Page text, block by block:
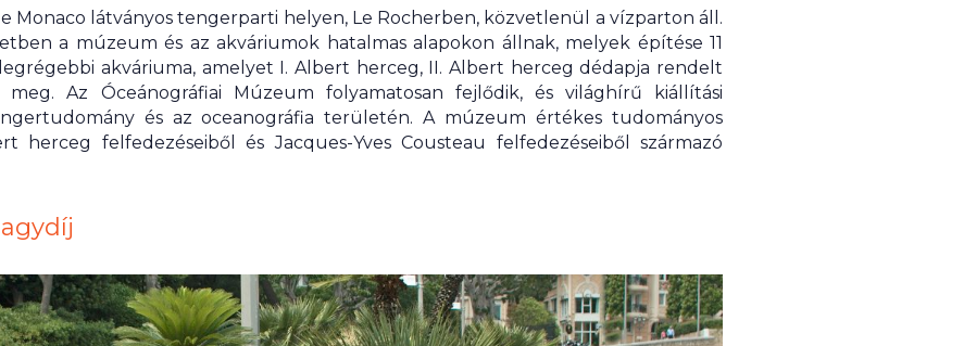
Monaco látványos tengerparti helyen, Le Rocherben, közvetlenül a vízparton áll.
a múzeum és az akváriumok hatalmas alapokon állnak, melyek építése 11
akváriuma, amelyet I. Albert herceg, II. Albert herceg dédapja rendelt
Az Óceánográfiai Múzeum folyamatosan fejlődik, és világhírű kiállítási
és az oceanográfia területén. A múzeum értékes tudományos
herceg felfedezéseiből és Jacques-Yves Cousteau felfedezéseiből származó